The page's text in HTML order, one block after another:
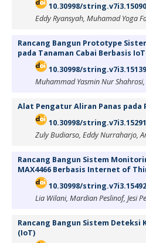
10.30998/string.v7i3.15090
Eddy Ryansyah, Muhamad Yoga
Rancang Bangun Prototype
pada Tanaman Cabai Berbasis IoT
10.30998/string.v7i3.15139
Muhammad Yasmin Nur
Alat Pengatur Aliran Panas pada
10.30998/string.v7i3.15291
Zuly Budiarso, Eddy Nurraharjo,
Rancang Bangun Sistem
MAX4466 Berbasis Internet of
10.30998/string.v7i3.15492
Lia Wilani, Mardian Peslinof, Jesi
Rancang Bangun Sistem
(IoT)